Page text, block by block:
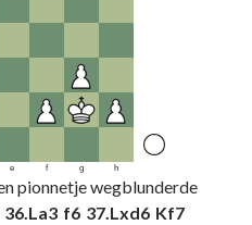
e f g h
pionnetje wegblunderde
36.La3 f6 37.Lxd6 Kf7